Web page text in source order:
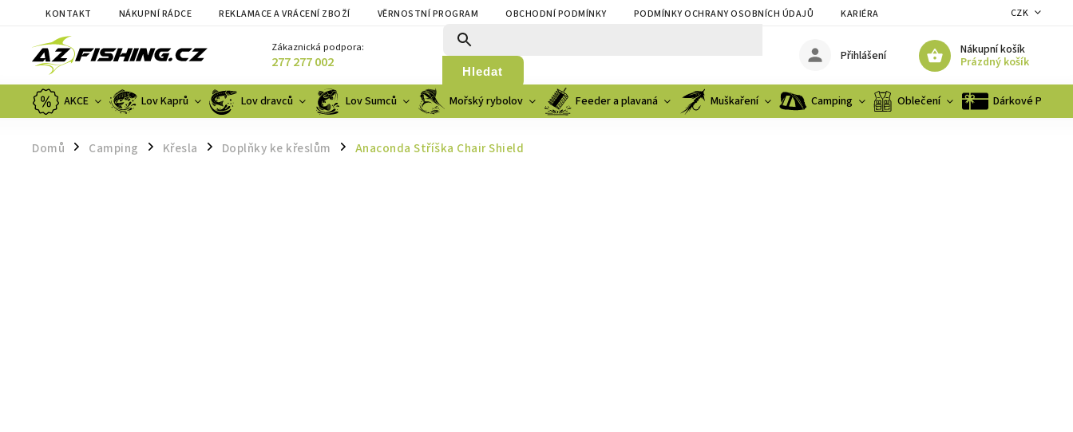
KONTAKT NÁKUPNÍ RÁDCE REKLAMACE A VRÁCENÍ ZBOŽÍ VĚRNOSTNÍ PROGRAM OBCHODNÍ PODMÍNKY PODMÍNKY OCHRANY OSOBNÍCH ÚDAJŮ KARIÉRA CZK
Zákaznická podpora:
277 277 002 Hledat
Nákupní košík
Prázdný košík
Přihlášení
AKCE Lov Kaprů Lov dravců Lov Sumců Mořský rybolov Feeder a plavaná Muškaření Camping Oblečení Dárkové
Domů / Camping / Křesla / Doplňky ke křeslům / Anaconda Stříška Chair Shield